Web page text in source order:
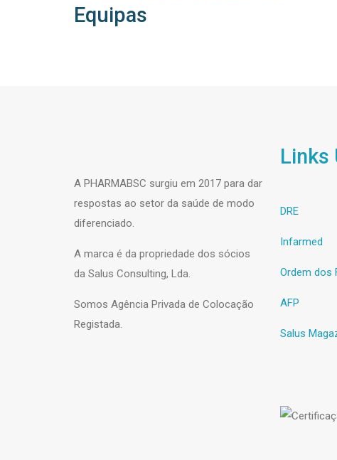
Equipas
A PHARMABSC surgiu em 2017 para dar
respostas ao setor da saúde de modo
diferenciado.
A marca é da propriedade dos sócios
da Salus Consulting, Lda.
Somos Agência Privada de Colocação
Registada.
Links
DRE
Infarmed
Ordem dos
AFP
Salus